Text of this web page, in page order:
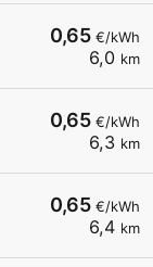
0,65 €/kWh
6,0 km
0,65 €/kWh
6,3 km
0,65 €/kWh
6,4 km